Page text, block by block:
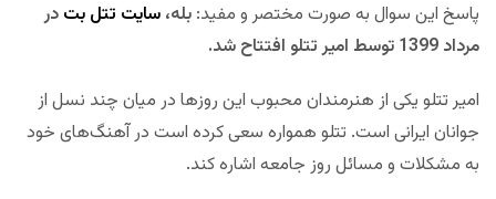
پاسخ این سوال به صورت مختصر و مفید: بله، سایت تتل بت در
مرداد 1399 توسط امیر تتلو افتتاح شد.
امیر تتلو یکی از هنرمندان محبوب این روزها در میان چند نسل از
جوانان ایرانی است. تتلو همواره سعی کرده است در آهنگ‌های خود
به مشکلات و مسائل روز جامعه اشاره کند.